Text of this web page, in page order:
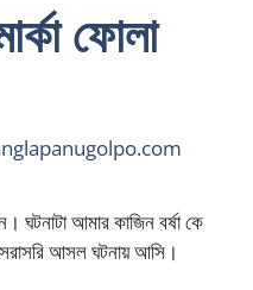
ফোলা
ঘটনাটা আমার কাজিন বর্ষা কে
আসল ঘটনায় আসি।